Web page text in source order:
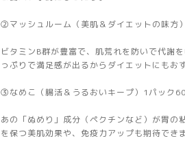
②マッシュルーム（美肌＆ダイエットの味方
ビタミンB群が豊富で、肌荒れを防いで代謝
っぷりで満足感が出るからダイエットにもお
③なめこ（腸活＆うるおいキープ）1パック
あの「ぬめり」成分（ペクチンなど）が胃の
を保つ美肌効果や、免疫力アップも期待できま